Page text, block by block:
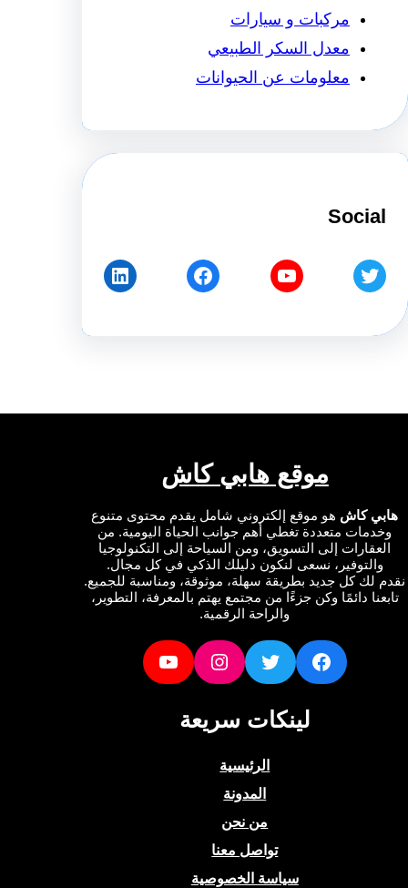
مركبات و سيارات
معدل السكر الطبيعي
معلومات عن الحيوانات
موقع هابي كاش
كاشهو موقع إلكتروني شامل يقدم محتوى متنوع
متعددة تغطي أهم جوانب الحياة اليومية. من
إلى التسويق، ومن السياحة إلى التكنولوجيا
نسعى لنكون دليلك الذكي في كل مجال.
لك كل جديد بطريقة سهلة، موثوقة، ومناسبة للجميع.
دائمًا وكن جزءًا من مجتمع يهتم بالمعرفة، التطوير،
والراحة الرقمية.
Instagram
YouTube
لينكات سريعة
الرئيسية
المدونة
من نحن
تواصل معنا
سياسة الخصوصية